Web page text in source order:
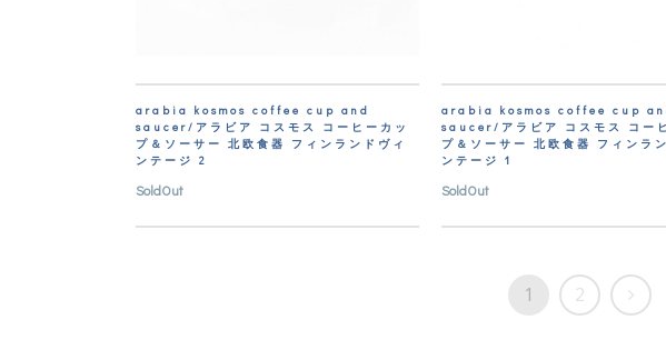
arabia kosmos coffee cup and
saucer/アラビア コスモス コーヒーカッ
プ＆ソーサー 北欧食器 フィンランドヴィ
ンテージ 2
SoldOut
arabia kosmos coffee cup
saucer/アラビア コスモス コー
プ＆ソーサー 北欧食器 フィンラ
ンテージ 1
SoldOut
1 2